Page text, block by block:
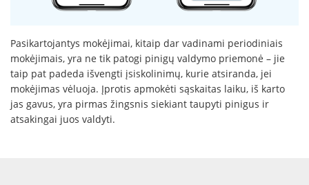
Pasikartojantys mokėjimai, kitaip dar vadinami periodiniais
mokėjimais, yra ne tik patogi pinigų valdymo priemonė – jie
taip pat padeda išvengti įsiskolinimų, kurie atsiranda, jei
mokėjimas vėluoja. Įprotis apmokėti sąskaitas laiku, iš karto
jas gavus, yra pirmas žingsnis siekiant taupyti pinigus ir
atsakingai juos valdyti.